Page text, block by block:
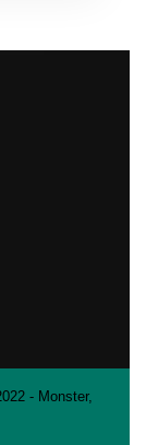
- Monster,